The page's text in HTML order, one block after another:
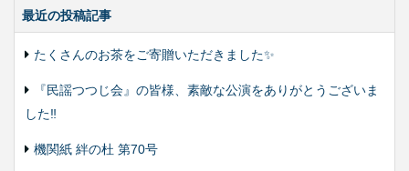
最近の投稿記事
たくさんのお茶をご寄贈いただきました✨
『民謡つつじ会』の皆様、素敵な公演をありがとうございま
した‼️
機関紙 絆の杜 第70号